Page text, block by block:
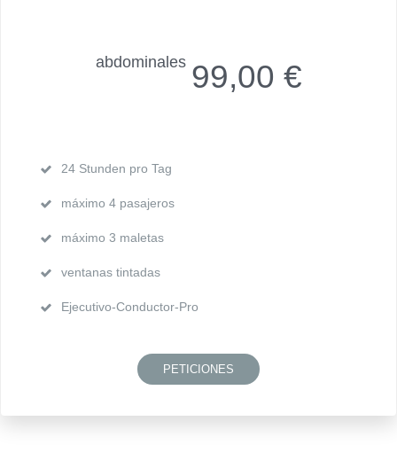
abdominales 99,00 €
24 Stunden pro Tag
máximo 4 pasajeros
máximo 3 maletas
ventanas tintadas
Ejecutivo-Conductor-Pro
PETICIONES